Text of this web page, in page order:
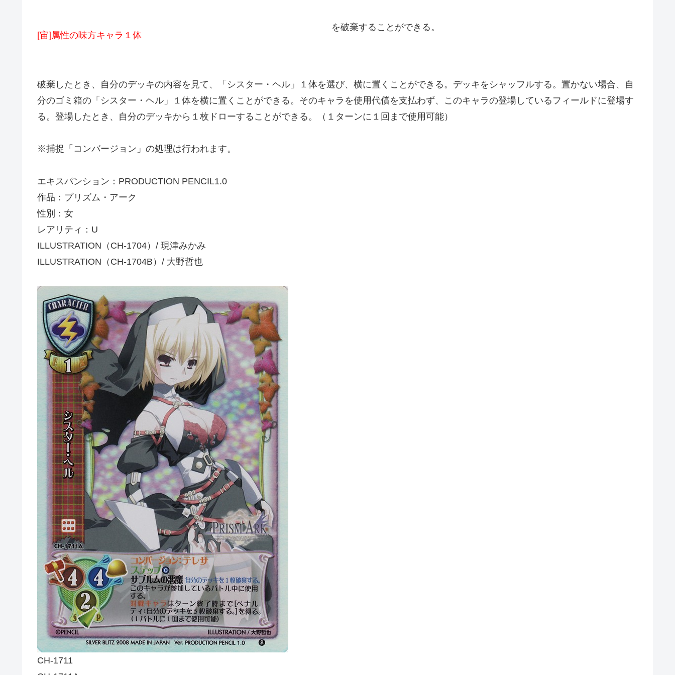
[宙]属性の味方キャラ１体
を破棄することができる。
破棄したとき、自分のデッキの内容を見て、「シスター・ヘル」１体を選び、横に置くことができる。デッキをシャッフルする。置かない場合、自
分のゴミ箱の「シスター・ヘル」１体を横に置くことができる。そのキャラを使用代償を支払わず、このキャラの登場しているフィールドに登場す
る。登場したとき、自分のデッキから１枚ドローすることができる。（１ターンに１回まで使用可能）
※捕捉「コンバージョン」の処理は行われます。
エキスパンション：PRODUCTION PENCIL1.0
作品：プリズム・アーク
性別：女
レアリティ：U
ILLUSTRATION（CH-1704）/ 現津みかみ
ILLUSTRATION（CH-1704B）/ 大野哲也
CH-1711